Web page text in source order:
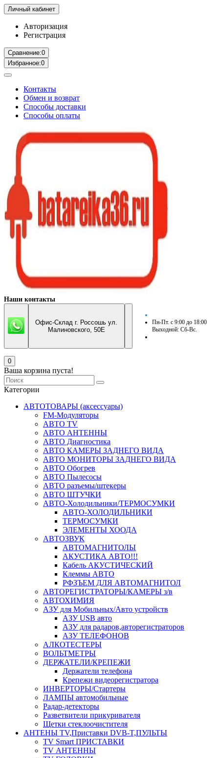
Личный кабинет
Авторизация
Регистрация
Сравнение:0
Избранное:0
Контакты
Обмен и возврат
Способы доставки
Способы оплаты
Наши контакты
Офис-Склад г. Россошь ул.
Малиновского, 50Е
Пн-Пт. с 9:00 до 18:00
Выходной: Сб-Вс.
0
Ваша корзина пуста!
Категории
АВТОТОВАРЫ (аксессуары)
FM-Модуляторы
АВТО TV
АВТО АНТЕННЫ
АВТО Диагностика
АВТО КАМЕРЫ ЗАДНЕГО ВИДА
АВТО МОНИТОРЫ ЗАДНЕГО ВИДА
АВТО Обогрев
АВТО Пылесосы
АВТО разъемы/штекеры
АВТО ШТУЧКИ
АВТО-Холодильники/ТЕРМОСУМКИ
АВТО-ХОЛОДИЛЬНИКИ
ТЕРМОСУМКИ
ЭЛЕМЕНТЫ ХООДА
АВТОЗВУК
АВТОМАГНИТОЛЫ
АКУСТИКА АВТО!!!
Кабель АКУСТИЧЕСКИЙ
Клеммы АВТО
РФЗЪЕМ ДЛЯ АВТОМАГНИТОЛ
АВТОРЕГИСТРАТОРЫ/КАМЕРЫ з/в
АВТОХИМИЯ
АЗУ для Мобильных/Авто устройств
АЗУ USB авто
АЗУ для радаров,авторегистраторов
АЗУ ТЕЛЕФОНОВ
АЛКОТЕСТЕРЫ
ВОЛЬТМЕТРЫ
ДЕРЖАТЕЛИ/КРЕПЕЖИ
Держатели телефона
Крепежи видеорегистратора
ИНВЕРТОРЫ/Стартеры
ЛАМПЫ автомобильные
Радар-детекторы
Разветвители прикуривателя
Щетки стеклоочистителя
АНТЕНЫ ТV,Приставки DVB-T,ПУЛЬТЫ
TV Smart ПРИСТАВКИ
TV АНТЕННЫ